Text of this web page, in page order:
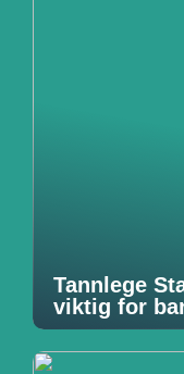
Tannlege
viktig for